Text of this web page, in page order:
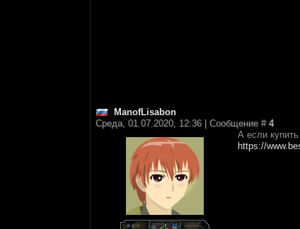
ManofLisabon
Среда, 01.07.2020, 12:36 | Сообщение # 4
А если
https://